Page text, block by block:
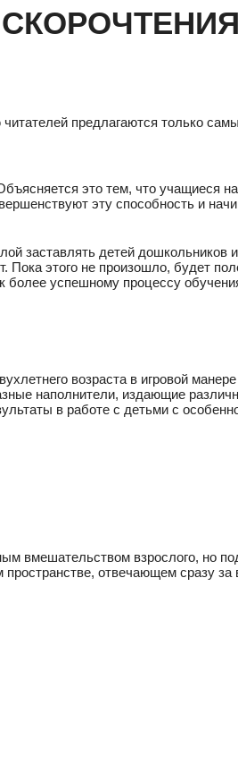
предлагаются только
это тем, что учащиеся
эту способность и
заставлять детей
Пока этого не произошло, будет
успешному процессу
возраста в игровой
наполнители, издающие
в работе с детьми с
вмешательством взрослого, но
отвечающем сразу за